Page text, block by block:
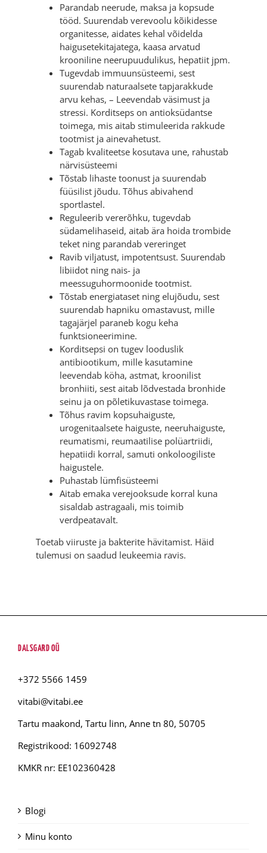
Parandab neerude, maksa ja kopsude
tööd. Suurendab verevoolu kõikidesse
organitesse, aidates kehal võidelda
haigusetekitajatega, kaasa arvatud
krooniline neerupuudulikus, hepatiit jpm.
Tugevdab immuunsüsteemi, sest
suurendab naturaalsete tapjarakkude
arvu kehas, – Leevendab väsimust ja
stressi. Korditseps on antioksüdantse
toimega, mis aitab stimuleerida rakkude
tootmist ja ainevahetust.
Tagab kvaliteetse kosutava une, rahustab
närvisüsteemi
Tõstab lihaste toonust ja suurendab
füüsilist jõudu. Tõhus abivahend
sportlastel.
Reguleerib vererõhku, tugevdab
südamelihaseid, aitab ära hoida trombide
teket ning parandab vereringet
Ravib viljatust, impotentsust. Suurendab
libiidot ning nais- ja
meessuguhormoonide tootmist.
Tõstab energiataset ning elujõudu, sest
suurendab hapniku omastavust, mille
tagajärjel paraneb kogu keha
funktsioneerimine.
Korditsepsi on tugev looduslik
antibiootikum, mille kasutamine
leevendab köha, astmat, kroonilist
bronhiiti, sest aitab lõdvestada bronhide
seinu ja on põletikuvastase toimega.
Tõhus ravim kopsuhaiguste,
urogenitaalsete haiguste, neeruhaiguste,
reumatismi, reumaatilise polüartriidi,
hepatiidi korral, samuti onkoloogiliste
haigustele.
Puhastab lümfisüsteemi
Aitab emaka verejooksude korral kuna
sisaldab astragaali, mis toimib
verdpeatavalt.
Toetab viiruste ja bakterite hävitamist. Häid
tulemusi on saadud leukeemia ravis.
DALSGARD OÜ
+372 5566 1459
vitabi@vitabi.ee
Tartu maakond, Tartu linn, Anne tn 80, 50705
Registrikood: 16092748
KMKR nr: EE102360428
Blogi
Minu konto